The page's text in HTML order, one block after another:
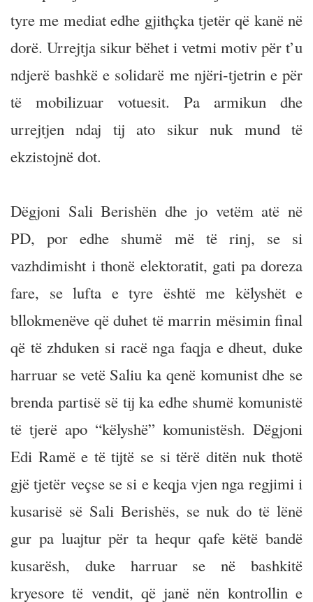
tyre me mediat edhe gjithçka tjetër që kanë në
dorë. Urrejtja sikur bëhet i vetmi motiv për t’u
ndjerë bashkë e solidarë me njëri-tjetrin e për
të mobilizuar votuesit. Pa armikun dhe
urrejtjen ndaj tij ato sikur nuk mund të
ekzistojnë dot.
Dëgjoni Sali Berishën dhe jo vetëm atë në
PD, por edhe shumë më të rinj, se si
vazhdimisht i thonë elektoratit, gati pa doreza
fare, se lufta e tyre është me këlyshët e
bllokmenëve që duhet të marrin mësimin final
që të zhduken si racë nga faqja e dheut, duke
harruar se vetë Saliu ka qenë komunist dhe se
brenda partisë së tij ka edhe shumë komunistë
të tjerë apo “këlyshë” komunistësh. Dëgjoni
Edi Ramë e të tijtë se si tërë ditën nuk thotë
gjë tjetër veçse se si e keqja vjen nga regjimi i
kusarisë së Sali Berishës, se nuk do të lënë
gur pa luajtur për ta hequr qafe këtë bandë
kusarësh, duke harruar se në bashkitë
kryesore të vendit, që janë nën kontrollin e